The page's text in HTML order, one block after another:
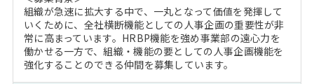
組織が急速に拡大する中で、一丸となって価値を発揮して
いくために、全社横断機能としての人事企画の重要性が非
常に高まっています。HRBP機能を強め事業部の遠心力を
働かせる一方で、組織・機能の要としての人事企画機能を
強化することのできる仲間を募集しています。